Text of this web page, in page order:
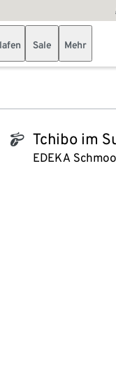
Sale Mehr
tchibo_logo Tchibo im
EDEKA